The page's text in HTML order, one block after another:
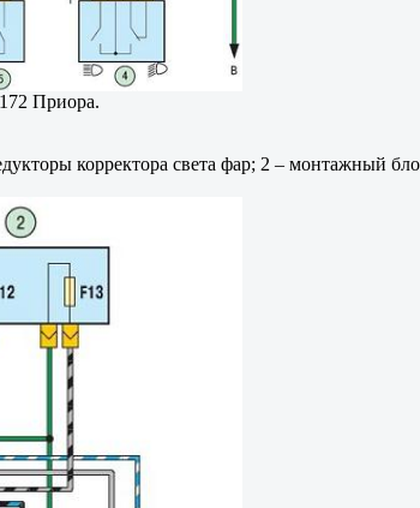
Приора.
корректора света фар; 2 – монтажный